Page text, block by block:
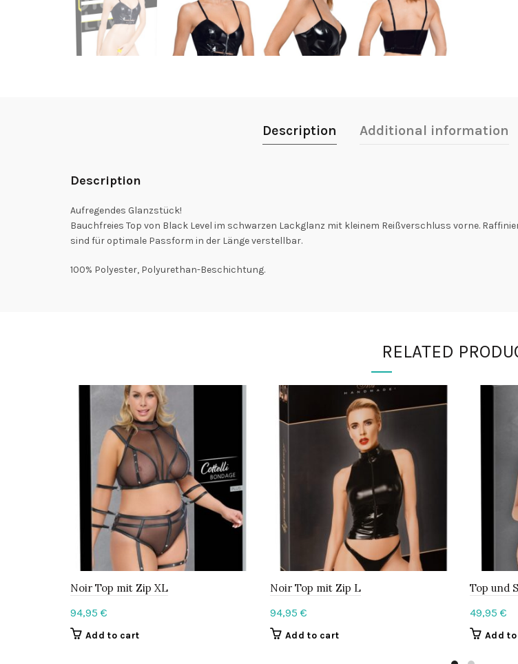
Description Additional information
Description
Aufregendes Glanzstück!
Bauchfreies Top von Black Level im schwarzen Lackglanz mit kleinem Reißverschluss vorne.
sind für optimale Passform in der Länge verstellbar.
100% Polyester, Polyurethan-Beschichtung.
RELATED
Noir Top mit Zip XL
94,95 €
Add to cart
Noir Top mit Zip L
94,95 €
Add to cart
Top und
49,95 €
Add